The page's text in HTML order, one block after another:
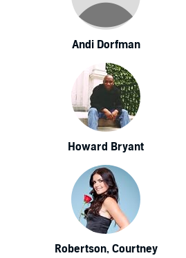
Andi Dorfman
Howard Bryant
Robertson, Courtney